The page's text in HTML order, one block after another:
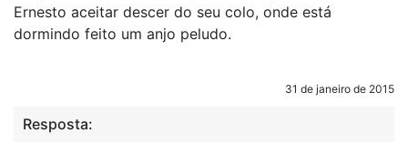
Ernesto aceitar descer do seu colo, onde está
dormindo feito um anjo peludo.
31 de janeiro de 2015
Resposta: